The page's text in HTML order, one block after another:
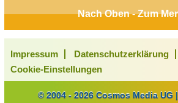
Nach Oben - Zum
Impressum Datenschutzerklärung
Cookie-Einstellungen
© 2004 - 2026 Cosmos Media UG